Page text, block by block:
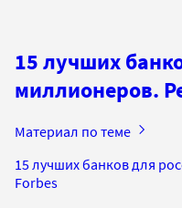
15 лучших
миллионеров.
Материал по теме
15 лучших банков для
Forbes